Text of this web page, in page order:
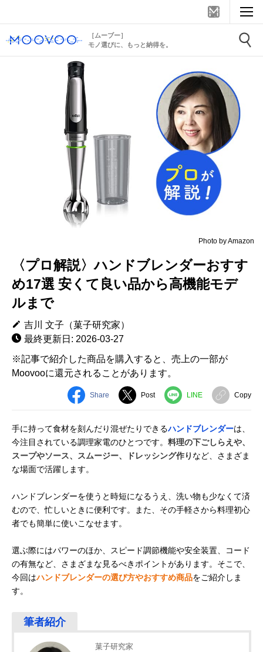
［ムーブー］
モノ選びに、もっと納得を。
Photo by Amazon
〈プロ解説〉ハンドブレンダーおすす
め17選 安くて良い品から高機能モデ
ルまで
吉川 文子（菓子研究家）
最終更新日: 2026-03-27
※記事で紹介した商品を購入すると、売上の一部が
Moovooに還元されることがあります。
Share Post LINE Copy
手に持って食材を刻んだり混ぜたりできるハンドブレンダーは、
今注目されている調理家電のひとつです。 料理の下ごしらえや、
スープやソース、スムージー、ドレッシング作り など、さまざま
な場面で活躍します。
ハンドブレンダーを使うと時短になるうえ、洗い物も少なくて済
むので、忙しいときに便利です。また、その手軽さから料理初心
者でも簡単に使いこなせます。
選ぶ際にはパワーのほか、スピード調節機能や安全装置、コード
の有無など、さまざまな見るべきポイントがあります。そこで、
今回はハンドブレンダーの選び方やおすすめ商品をご紹介しま
す。
菓子研究家